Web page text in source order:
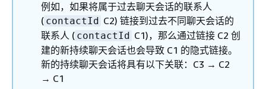
例如，如果将属于过去聊天会话的联系人
( contactId C2) 链接到过去不同聊天会话的
联系人 ( contactId C1)，那么通过链接 C2 创
建的新持续聊天会话也会导致 C1 的隐式链接。
新的持续聊天会话将具有以下关联：C3 → C2
→ C1